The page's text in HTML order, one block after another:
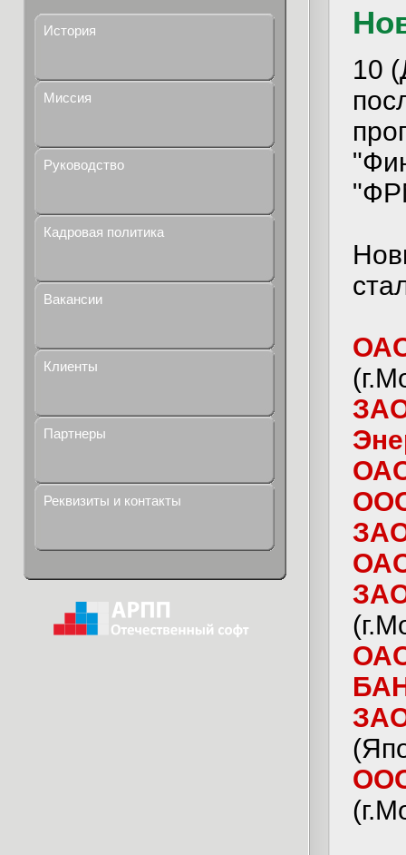
История
Миссия
Руководство
Кадровая политика
Вакансии
Клиенты
Партнеры
Реквизиты и контакты
10